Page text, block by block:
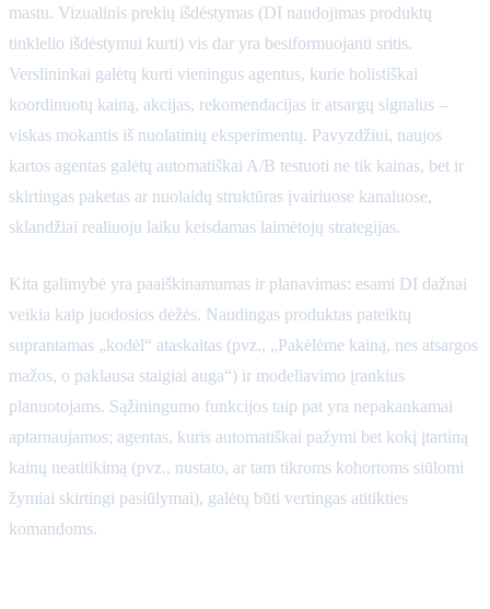
mastu. Vizualinis prekių išdėstymas (DI naudojimas produktų
tinklelio išdėstymui kurti) vis dar yra besiformuojanti sritis.
Verslininkai galėtų kurti vieningus agentus, kurie holistiškai
koordinuotų kainą, akcijas, rekomendacijas ir atsargų signalus –
viskas mokantis iš nuolatinių eksperimentų. Pavyzdžiui, naujos
kartos agentas galėtų automatiškai A/B testuoti ne tik kainas, bet ir
skirtingas paketas ar nuolaidų struktūras įvairiuose kanaluose,
sklandžiai realiuoju laiku keisdamas laimėtojų strategijas.
Kita galimybė yra paaiškinamumas ir planavimas: esami DI dažnai
veikia kaip juodosios dėžės. Naudingas produktas pateiktų
suprantamas „kodėl“ ataskaitas (pvz., „Pakėlėme kainą, nes atsargos
mažos, o paklausa staigiai auga“) ir modeliavimo įrankius
planuotojams. Sąžiningumo funkcijos taip pat yra nepakankamai
aptarnaujamos; agentas, kuris automatiškai pažymi bet kokį įtartiną
kainų neatitikimą (pvz., nustato, ar tam tikroms kohortoms siūlomi
žymiai skirtingi pasiūlymai), galėtų būti vertingas atitikties
komandoms.